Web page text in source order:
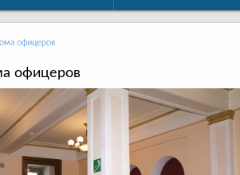
офицеров
офицеров